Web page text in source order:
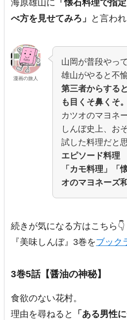
海原雄山に 「懐石料理で指
べ方を見せてみろ」
と言わ
漫画の旅人
山岡が普段やっ
雄山がやると不
第三者からする
も目くそ鼻くそ。
カツオのマヨネ
しんぼ史上、お
試した料理だと思
エピソード料理
「カモ料理」「
オのマヨネーズ和
続きが気になる方はこちら👇
『美味しんぼ』3巻をブック
3巻5話【醤油の神秘】
食欲のない花村。
理由を尋ねると
「ある男性